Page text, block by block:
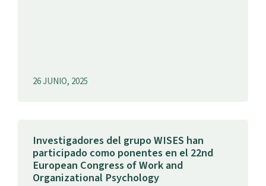
26 JUNIO, 2025
Investigadores del grupo WISES han
participado como ponentes en el 22nd
European Congress of Work and
Organizational Psychology